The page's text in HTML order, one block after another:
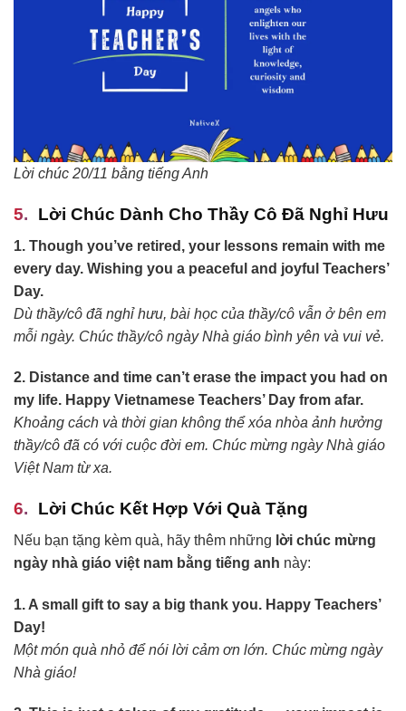
Lời chúc 20/11 bằng tiếng Anh
Lời Chúc Dành Cho Thầy Cô Đã Nghỉ Hưu
1. Though you’ve retired, your lessons remain with me
every day. Wishing you a peaceful and joyful Teachers’
Day.
Dù thầy/cô đã nghỉ hưu, bài học của thầy/cô vẫn ở bên em
mỗi ngày. Chúc thầy/cô ngày Nhà giáo bình yên và vui vẻ.
2. Distance and time can’t erase the impact you had on
my life. Happy Vietnamese Teachers’ Day from afar.
Khoảng cách và thời gian không thể xóa nhòa ảnh hưởng
thầy/cô đã có với cuộc đời em. Chúc mừng ngày Nhà giáo
Việt Nam từ xa.
Lời Chúc Kết Hợp Với Quà Tặng
Nếu bạn tặng kèm quà, hãy thêm những lời chúc mừng
ngày nhà giáo việt nam bằng tiếng anh này:
1. A small gift to say a big thank you. Happy Teachers’
Day!
Một món quà nhỏ để nói lời cảm ơn lớn. Chúc mừng ngày
Nhà giáo!